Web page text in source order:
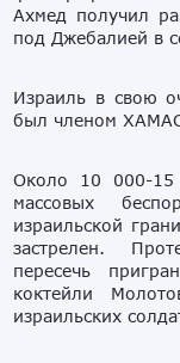
Ахмед получил
под Джебалией в
Израиль в свою
был членом
Около 10 000-15
массовых
израильской
застрелен.
пересечь
коктейли
израильских